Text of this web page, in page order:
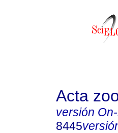
Acta
versión
8445